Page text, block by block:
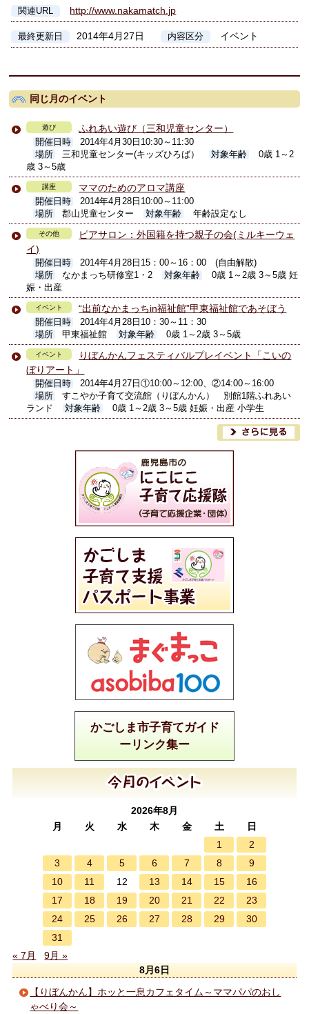
関連URL http://www.nakamatch.jp
最終更新日 2014年4月27日 内容区分 イベント
同じ月のイベント
遊び ふれあい遊び（三和児童センター）
開催日時
2014年4月30日10:30～11:30
場所
三和児童センター(キッズひろば） 対象年齢
0歳 1～2
歳 3～5歳
講座 ママのためのアロマ講座
開催日時
2014年4月28日10:00～11:00
場所
郡山児童センター 対象年齢 年齢設定なし
その他
ピアサロン：外国籍を持つ親子の会(ミルキーウェ
イ)
開催日時
2014年4月28日15：00～16：00 (自由解散)
場所
なかまっち研修室1・2 対象年齢
0歳 1～2歳 3～5歳 妊
娠・出産
イベント “出前なかまっちin福祉館”甲東福祉館であそぼう
開催日時
2014年4月28日10：30～11：30
場所
甲東福祉館 対象年齢 0歳 1～2歳 3～5歳
イベント
りぼんかんフェスティバルプレイベント「こいの
ぼりアート」
開催日時
2014年4月27日①10:00～12:00、②14:00～16:00
場所
すこやか子育て交流館（りぼんかん） 別館1階ふれあい
ランド
対象年齢 0歳 1～2歳 3～5歳 妊娠・出産 小学生
かごしま市子育てガイド
ーリンク集ー
2026年8月
月
火 水 木 金 土
日
1
2
3
4 5 6 7 8
9
10
11 12 13 14 15
16
17
18 19 20 21 22
23
24
25 26 27 28 29
30
31
« 7月
9月 »
8月6日
【りぼんかん】ホッと一息カフェタイム～ママパパのおし
ゃべり会～